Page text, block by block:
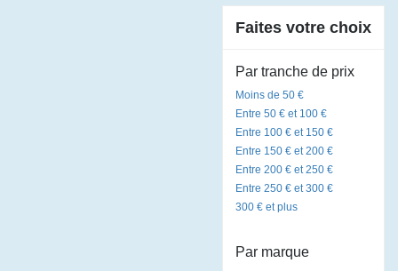
Faites votre choix
Par tranche de prix
Moins de 50 €
Entre 50 € et 100 €
Entre 100 € et 150 €
Entre 150 € et 200 €
Entre 200 € et 250 €
Entre 250 € et 300 €
300 € et plus
Par marque